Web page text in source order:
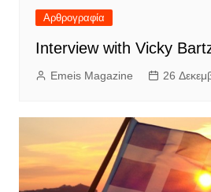
Αρθρογραφία
Interview with Vicky
Emeis Magazine 26